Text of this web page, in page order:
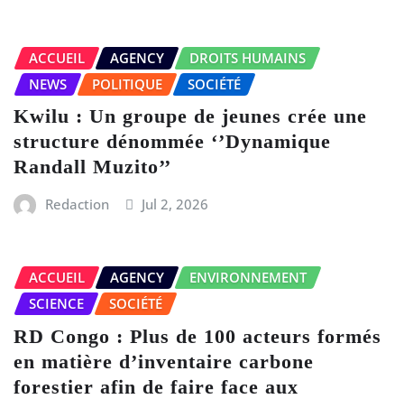
ACCUEIL AGENCY
DROITS HUMAINS
NEWS
POLITIQUE SOCIÉTÉ
Kwilu : Un groupe de jeunes crée une
structure dénommée ‘’Dynamique
Randall Muzito’’
Redaction Jul 2, 2026
ACCUEIL AGENCY
ENVIRONNEMENT
SCIENCE
SOCIÉTÉ
RD Congo : Plus de 100 acteurs formés
en matière d’inventaire carbone
forestier afin de faire face aux